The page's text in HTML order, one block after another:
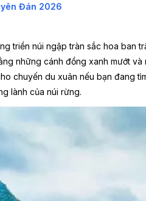
Đán 2026
triền núi ngập tràn sắc hoa ban
những cánh đồng xanh mướt và
chuyến du xuân nếu bạn đang
lành của núi rừng.